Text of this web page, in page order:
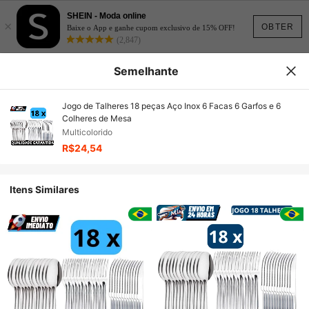
OBTER
×
SHEIN - Moda online
Baixe o App e ganhe cupom exclusivo de 15% OFF!
(2,847)
Semelhante
Jogo de Talheres 18 peças Aço Inox 6 Facas 6 Garfos e 6
Colheres de Mesa
Multicolorido
R$24,54
Itens Similares